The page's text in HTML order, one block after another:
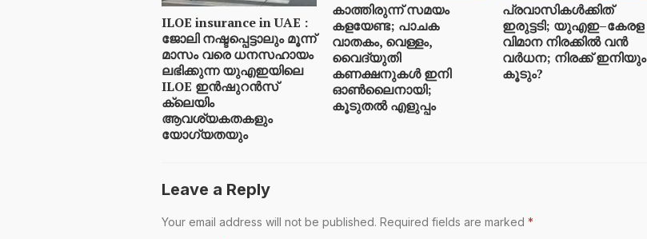
ILOE insurance in UAE :
ജോലി നഷ്ടപ്പെട്ടാലും മൂന്ന്
മാസം വരെ ധനസഹായം
ലഭിക്കുന്ന യുഎഇയിലെ
ILOE ഇൻഷുറൻസ്
ക്ലെയിം
ആവശ്യകതകളും
യോഗ്യതയും
കാത്തിരുന്ന് സമയം
കളയേണ്ട; പാചക
വാതകം, വെള്ളം,
വൈദ്യുതി
കണക്ഷനുകള്‍ ഇനി
ഓണ്‍ലൈനായി;
കൂടുതല്‍ എളുപ്പം
പ്രവാസികൾക്കിത്
ഇരുട്ടടി; യുഎഇ–കേരള
വിമാന നിരക്കിൽ വൻ
വർധന; നിരക്ക് ഇനിയും
കൂടും?
Leave a Reply
Your email address will not be published. Required fields are marked *